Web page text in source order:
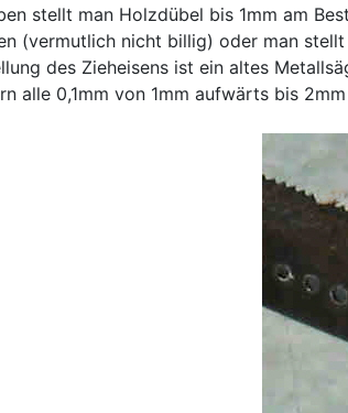
stellt man Holzdübel bis 1mm am
(vermutlich nicht billig) oder man
des Zieheisens ist ein altes
alle 0,1mm von 1mm aufwärts bis